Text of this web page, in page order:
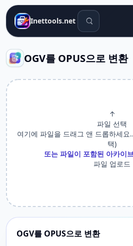
Inettools.net 검색 도구
OGV를 OPUS으로 변환
↑
파일 선택
여기에 파일을 드래그 앤 드롭하세요
택)
또는 파일이 포함된 아카이
파일 업로드
OGV를 OPUS으로 변환